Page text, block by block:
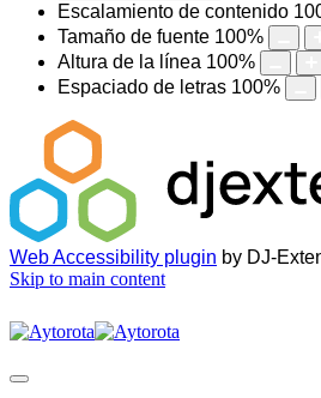
Escalamiento de contenido
Tamaño de fuente 100%
Altura de la línea 100%
Espaciado de letras 100%
Web Accessibility plugin by DJ-
Skip to main content